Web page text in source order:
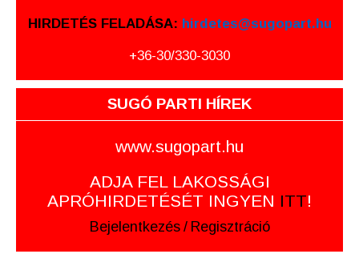
HIRDETÉS FELADÁSA: hirdetes@sugopart.hu
+36-30/330-3030
SUGÓ PARTI HÍREK
www.sugopart.hu
ADJA FEL LAKOSSÁGI
APRÓHIRDETÉSÉT INGYEN ITT!
Bejelentkezés / Regisztráció